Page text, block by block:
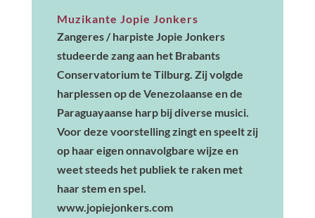
Muzikante Jopie Jonkers
Zangeres / harpiste Jopie Jonkers
studeerde zang aan het Brabants
Conservatorium te Tilburg. Zij volgde
harplessen op de Venezolaanse en de
Paraguayaanse harp bij diverse musici.
Voor deze voorstelling zingt en speelt zij
op haar eigen onnavolgbare wijze en
weet steeds het publiek te raken met
haar stem en spel.
www.jopiejonkers.com